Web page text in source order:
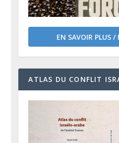
EN SAVOIR PLUS /
ATLAS DU CONFLIT